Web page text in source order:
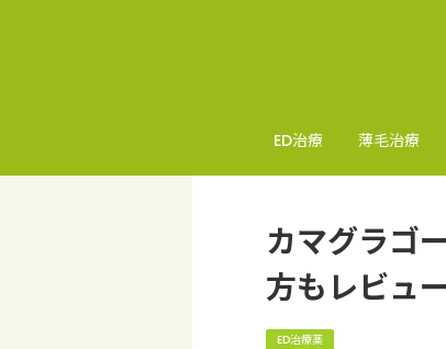
ED治療 薄毛治療
カマグラゴ
方もレビュー
ED治療薬